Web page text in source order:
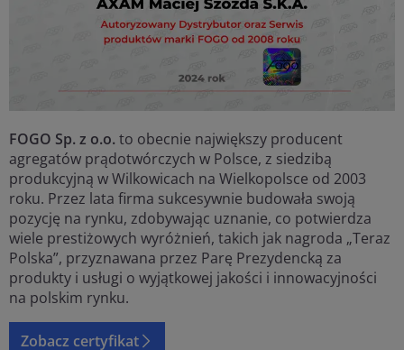
FOGO Sp. z o.o.to obecnie największy producent
agregatów prądotwórczych w Polsce, z siedzibą
produkcyjną w Wilkowicach na Wielkopolsce od 2003
roku. Przez lata firma sukcesywnie budowała swoją
pozycję na rynku, zdobywając uznanie, co potwierdza
wiele prestiżowych wyróżnień, takich jak nagroda „Teraz
Polska”, przyznawana przez Parę Prezydencką za
produkty i usługi o wyjątkowej jakości i innowacyjności
na polskim rynku.
Zobacz certyfikat